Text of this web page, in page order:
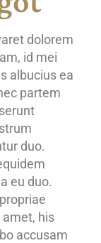
dolorem
id mei
albucius ea
partem
duo.
eu duo.
his
accusam